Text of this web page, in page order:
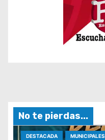
No te pierdas...
DESTACADA MUNICIPALES